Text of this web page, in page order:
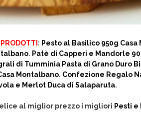
: Pesto al Basilico 950g
. Patè di Capperi e Mandorle
di Tumminia Pasta di Grano Duro
Montalbano. Confezione Regalo
e Merlot Duca di Salaparuta.
al miglior prezzo i migliori Pesti e